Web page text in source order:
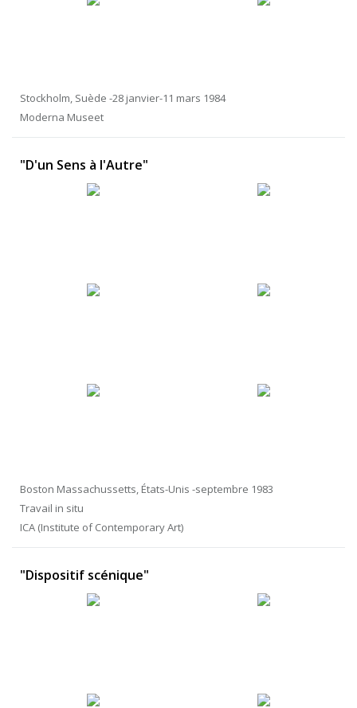
Stockholm, Suède -28 janvier-11 mars 1984
Moderna Museet
"D'un Sens à l'Autre"
Boston Massachussetts, États-Unis -septembre 1983
Travail in situ
ICA (Institute of Contemporary Art)
"Dispositif scénique"